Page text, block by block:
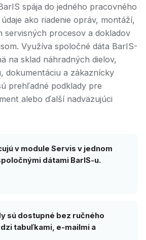
spája do jedného pracovného
ako riadenie opráv, montáží,
servisných procesov a dokladov
Využíva spoločné dáta BarIS-
na sklad náhradných dielov,
dokumentáciu a zákaznícky
prehľadné podklady pre
alebo ďalší nadväzujúci
v module Servis v jednom
dátami BarIS-u.
sú dostupné bez ručného
tabuľkami, e-mailmi a